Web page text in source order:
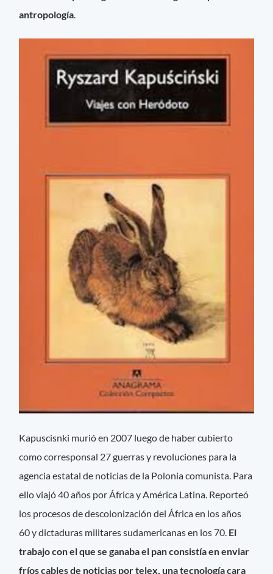
antropología
Kapuscisnki murió en 2007 luego de haber cubierto
como corresponsal 27 guerras y revoluciones para la
agencia estatal de noticias de la Polonia comunista. Para
ello viajó 40 años por África y América Latina. Reporteó
los procesos de descolonización del África en los años
60 y dictaduras militares sudamericanas en los 70. El
trabajo con el que se ganaba el pan consistía en enviar
fríos cables de noticias por telex, una tecnología cara